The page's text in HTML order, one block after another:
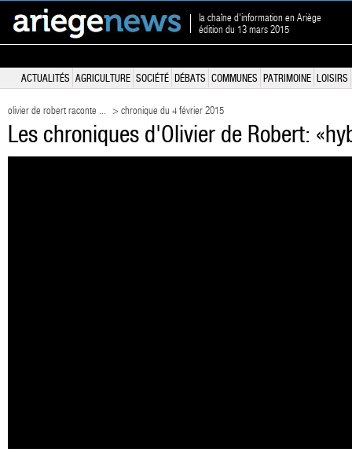
la chaîne d'information en Ariège
édition du 13 mars 2015
ACTUALITÉS AGRICULTURE SOCIÉTÉ DÉBATS COMMUNES PATRIMOINE LOISIRS
olivier de robert raconte ... > chronique du 4 février 2015
Les chroniques d'Olivier de Robert: